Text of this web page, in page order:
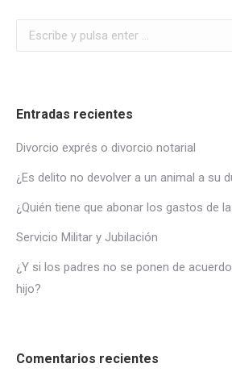
Buscar:
Entradas recientes
Divorcio exprés o divorcio notarial
¿Es delito no devolver a un animal a su
¿Quién tiene que abonar los gastos de
Servicio Militar y Jubilación
¿Y si los padres no se ponen de
hijo?
Comentarios recientes